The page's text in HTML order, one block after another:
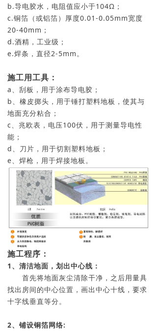
b.导电胶水，电阻值应小于104Ω；
c.铜箔（或铝箔）厚度0.01-0.05mm宽度
20-40mm；
d.酒精，工业级；
e.焊条，直径2-5mm。
施工用工具：
a、刮板，用于涂布导电胶；
b、橡皮掷头，用于锤打塑料地板，使其与
地面充分粘合；
c、兆欧表，电压100伏，用于测量导电性
能；
d、刀片，用于切割塑料地板；
e、焊枪，用于焊接地板。
施工程序：
1、清洁地面，划出中心线：
首先将地面灰尘清除干净，之后用量具
找出房间的中心位置，画出中心十线，要求
十字线垂直等分。
2、铺设铜箔网络: